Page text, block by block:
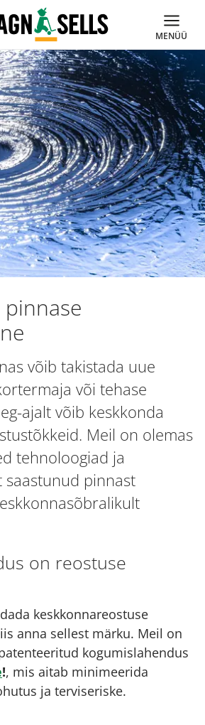
MENÜÜ
võib takistada uue
või tehase
ajalt võib keskkonda
Meil on olemas
tehnoloogiad ja
saastunud pinnast
on reostuse
keskkonnareostuse
anna sellest märku. Meil on
kogumislahendus
!, mis aitab minimeerida
ja terviseriske.